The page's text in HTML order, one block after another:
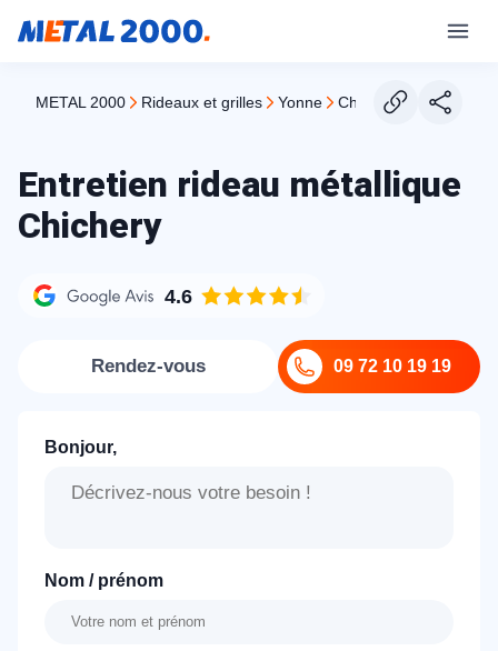
METAL 2000 rideaux et grilles yonne chichery
Entretien rideau métallique
Chichery
4.6
09 72 10 19 19
Rendez-vous
Bonjour,
Nom / prénom